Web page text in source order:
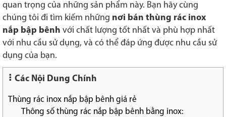
quan trọng của những sản phẩm này. Bạn hãy cùng
chúng tôi đi tìm kiếm những nơi bán thùng rác inox
nắp bập bênh với chất lượng tốt nhất và phù hợp nhất
với nhu cầu sử dụng, và có thể đáp ứng được nhu cầu sử
dụng của bạn.
Các Nội Dung Chính
Thùng rác inox nắp bập bênh giá rẻ
Thông số thùng rác nắp bập bênh bằng inox: